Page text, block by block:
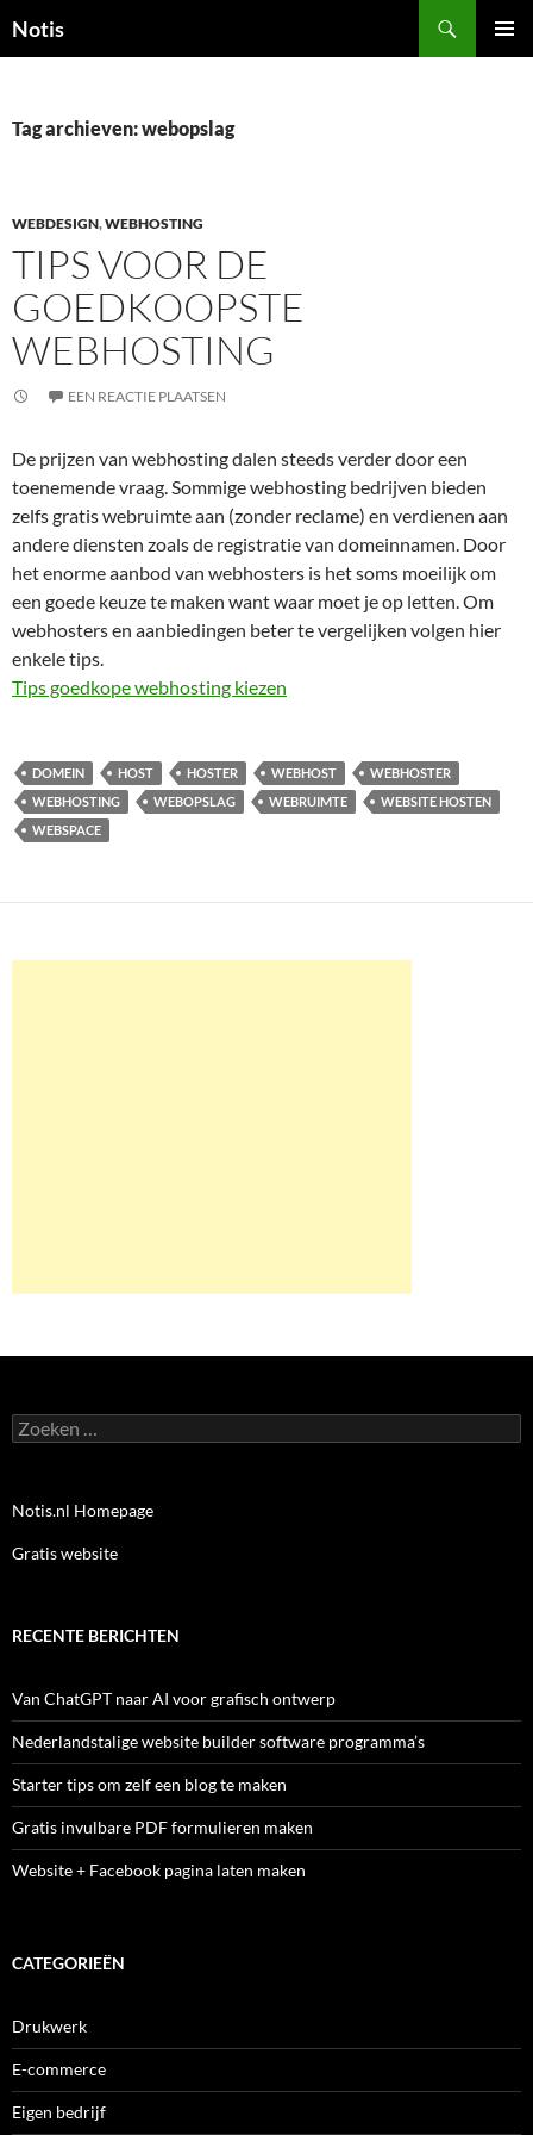
Notis
INHOUD
Tag archieven: webopslag
WEBDESIGN,WEBHOSTING
TIPS VOOR DE
GOEDKOOPSTE
WEBHOSTING
EEN REACTIE PLAATSEN
De prijzen van webhosting dalen steeds verder door een
toenemende vraag. Sommige webhosting bedrijven bieden
zelfs gratis webruimte aan (zonder reclame) en verdienen aan
andere diensten zoals de registratie van domeinnamen. Door
het enorme aanbod van webhosters is het soms moeilijk om
een goede keuze te maken want waar moet je op letten. Om
webhosters en aanbiedingen beter te vergelijken volgen hier
enkele tips.
Tips goedkope webhosting kiezen
DOMEIN HOST HOSTER WEBHOST
WEBHOSTER
WEBHOSTING
WEBOPSLAG WEBRUIMTE
WEBSITE HOSTEN
WEBSPACE
Zoeken
naar:
Notis.nl Homepage
Gratis website
RECENTE BERICHTEN
Van ChatGPT naar AI voor grafisch ontwerp
Nederlandstalige website builder software programma’s
Starter tips om zelf een blog te maken
Gratis invulbare PDF formulieren maken
Website + Facebook pagina laten maken
CATEGORIEËN
Drukwerk
E-commerce
Eigen bedrijf